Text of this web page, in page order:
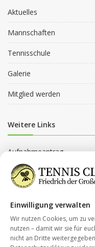
Aktuelles
Mannschaften
Tennisschule
Galerie
Mitglied werden
Weitere Links
Aufnahmeantrag
Beitragsordnung
Kontakt
Einwilligung verwalten
Wir nutzen Cookies, um zu
nutzen – damit wir sie für
nicht an Dritte